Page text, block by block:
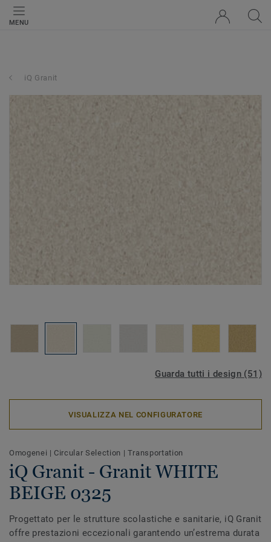
MENU
iQ Granit
Guarda tutti i design (51)
VISUALIZZA NEL CONFIGURATORE
Omogenei | Circular Selection | Transportation
iQ Granit - Granit WHITE
BEIGE 0325
Progettato per le strutture scolastiche e sanitarie, iQ Granit
offre prestazioni eccezionali garantendo un’estrema durata